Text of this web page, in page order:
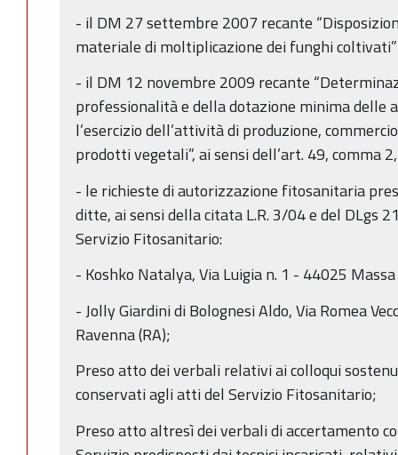
- il DM 27 settembre 2007 recante
materiale di moltiplicazione dei funghi
- il DM 12 novembre 2009 recante
professionalità e della dotazione minima delle
l’esercizio dell’attività di produzione,
prodotti vegetali”, ai sensi dell’art. 49, comma
- le richieste di autorizzazione fitosanitaria
ditte, ai sensi della citata L.R. 3/04 e del DLgs
Servizio Fitosanitario:
- Koshko Natalya, Via Luigia n. 1 - 44025 Massa
- Jolly Giardini di Bolognesi Aldo, Via Romea
Ravenna (RA);
Preso atto dei verbali relativi ai colloqui
conservati agli atti del Servizio Fitosanitario;
Preso atto altresì dei verbali di accertamento